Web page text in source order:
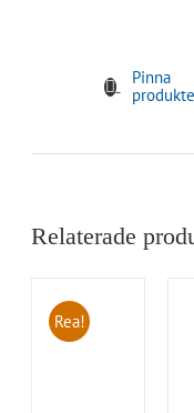
Pinna
Relaterade
Rea!